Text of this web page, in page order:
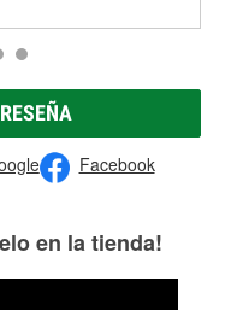
Facebook
en la tienda!